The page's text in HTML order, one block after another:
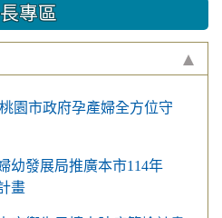
專區
桃園市政府孕產婦全方位守
幼發展局推廣本市114年
畫